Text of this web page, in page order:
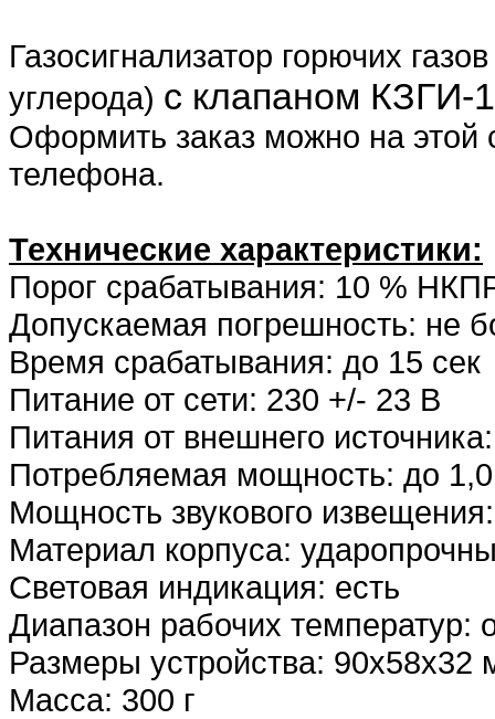
Газосигнализатор горючих
углерода) с клапаном КЗГИ-
Оформить заказ можно на этой
телефона.
Технические характеристики:
Порог срабатывания: 10 %
Допускаемая погрешность: не
Время срабатывания: до 15 сек
Питание от сети: 230 +/- 23 В
Питания от внешнего
Потребляемая мощность: до
Мощность звукового
Материал корпуса:
Световая индикация: есть
Диапазон рабочих температур:
Размеры устройства: 90х58х32
Масса: 300 г